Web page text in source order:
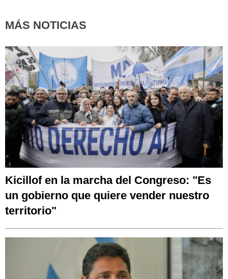
MÁS NOTICIAS
Kicillof en la marcha del Congreso: "Es
un gobierno que quiere vender nuestro
territorio"